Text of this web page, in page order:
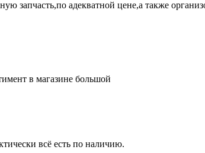
запчасть,по адекватной цене,а также
в магазине большой
всё есть по наличию.